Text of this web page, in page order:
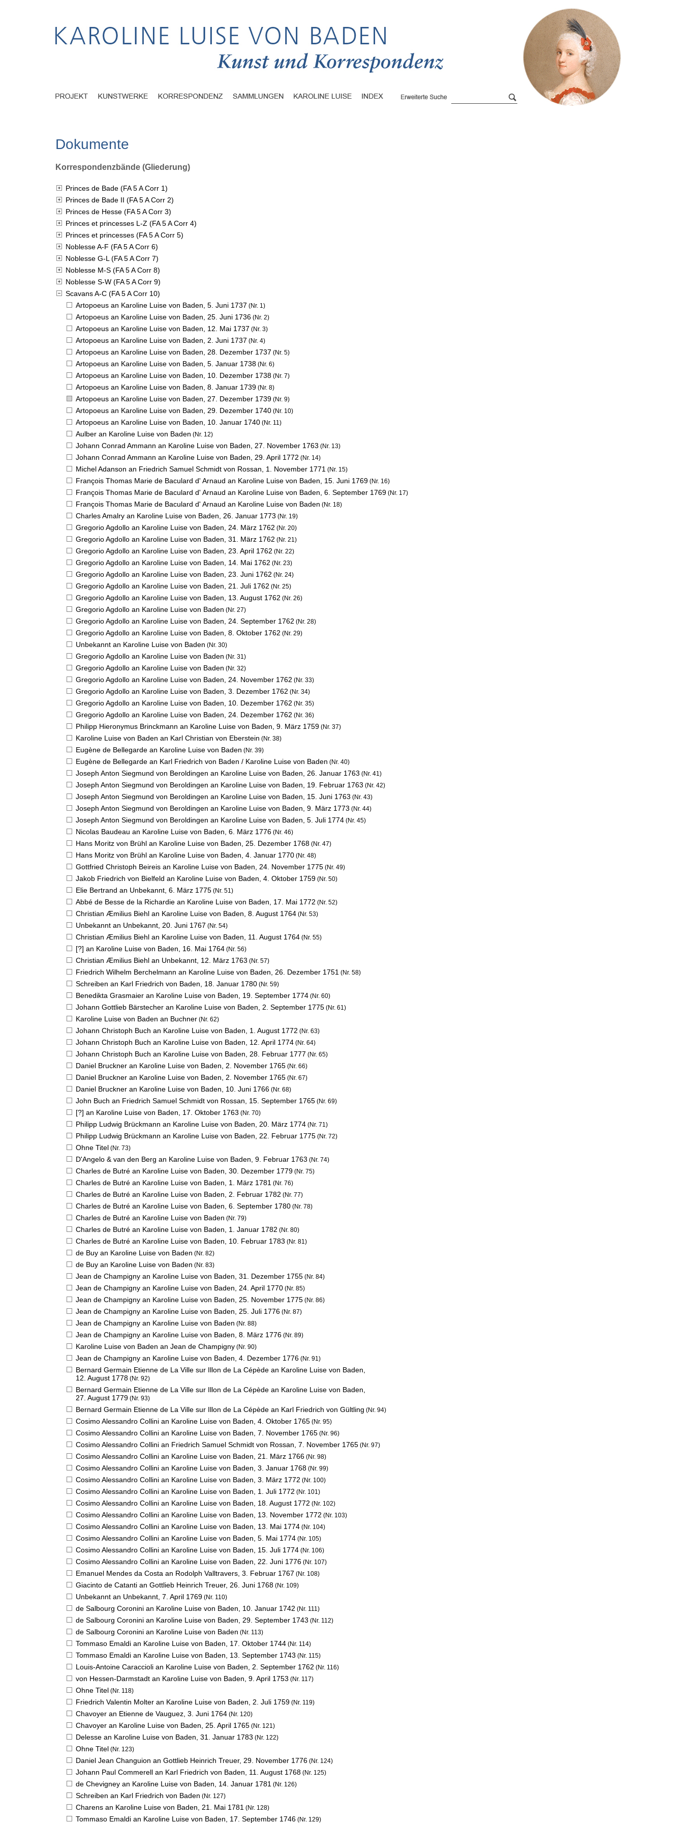
Dokumente
Korrespondenzbände (Gliederung)
Princes de Bade (FA 5 A Corr 1)
Princes de Bade II (FA 5 A Corr 2)
Princes de Hesse (FA 5 A Corr 3)
Princes et princesses L-Z (FA 5 A Corr 4)
Princes et princesses (FA 5 A Corr 5)
Noblesse A-F (FA 5 A Corr 6)
Noblesse G-L (FA 5 A Corr 7)
Noblesse M-S (FA 5 A Corr 8)
Noblesse S-W (FA 5 A Corr 9)
Scavans A-C (FA 5 A Corr 10)
Artopoeus an Karoline Luise von Baden, 5. Juni 1737 (Nr. 1)
Artopoeus an Karoline Luise von Baden, 25. Juni 1736 (Nr. 2)
Artopoeus an Karoline Luise von Baden, 12. Mai 1737 (Nr. 3)
Artopoeus an Karoline Luise von Baden, 2. Juni 1737 (Nr. 4)
Artopoeus an Karoline Luise von Baden, 28. Dezember 1737 (Nr. 5)
Artopoeus an Karoline Luise von Baden, 5. Januar 1738 (Nr. 6)
Artopoeus an Karoline Luise von Baden, 10. Dezember 1738 (Nr. 7)
Artopoeus an Karoline Luise von Baden, 8. Januar 1739 (Nr. 8)
Artopoeus an Karoline Luise von Baden, 27. Dezember 1739 (Nr. 9)
Artopoeus an Karoline Luise von Baden, 29. Dezember 1740 (Nr. 10)
Artopoeus an Karoline Luise von Baden, 10. Januar 1740 (Nr. 11)
Aulber an Karoline Luise von Baden (Nr. 12)
Johann Conrad Ammann an Karoline Luise von Baden, 27. November 1763 (Nr. 13)
Johann Conrad Ammann an Karoline Luise von Baden, 29. April 1772 (Nr. 14)
Michel Adanson an Friedrich Samuel Schmidt von Rossan, 1. November 1771 (Nr. 15)
François Thomas Marie de Baculard d' Arnaud an Karoline Luise von Baden, 15. Juni 1769 (Nr. 16)
François Thomas Marie de Baculard d' Arnaud an Karoline Luise von Baden, 6. September 1769 (Nr. 17)
François Thomas Marie de Baculard d' Arnaud an Karoline Luise von Baden (Nr. 18)
Charles Amalry an Karoline Luise von Baden, 26. Januar 1773 (Nr. 19)
Gregorio Agdollo an Karoline Luise von Baden, 24. März 1762 (Nr. 20)
Gregorio Agdollo an Karoline Luise von Baden, 31. März 1762 (Nr. 21)
Gregorio Agdollo an Karoline Luise von Baden, 23. April 1762 (Nr. 22)
Gregorio Agdollo an Karoline Luise von Baden, 14. Mai 1762 (Nr. 23)
Gregorio Agdollo an Karoline Luise von Baden, 23. Juni 1762 (Nr. 24)
Gregorio Agdollo an Karoline Luise von Baden, 21. Juli 1762 (Nr. 25)
Gregorio Agdollo an Karoline Luise von Baden, 13. August 1762 (Nr. 26)
Gregorio Agdollo an Karoline Luise von Baden (Nr. 27)
Gregorio Agdollo an Karoline Luise von Baden, 24. September 1762 (Nr. 28)
Gregorio Agdollo an Karoline Luise von Baden, 8. Oktober 1762 (Nr. 29)
Unbekannt an Karoline Luise von Baden (Nr. 30)
Gregorio Agdollo an Karoline Luise von Baden (Nr. 31)
Gregorio Agdollo an Karoline Luise von Baden (Nr. 32)
Gregorio Agdollo an Karoline Luise von Baden, 24. November 1762 (Nr. 33)
Gregorio Agdollo an Karoline Luise von Baden, 3. Dezember 1762 (Nr. 34)
Gregorio Agdollo an Karoline Luise von Baden, 10. Dezember 1762 (Nr. 35)
Gregorio Agdollo an Karoline Luise von Baden, 24. Dezember 1762 (Nr. 36)
Philipp Hieronymus Brinckmann an Karoline Luise von Baden, 9. März 1759 (Nr. 37)
Karoline Luise von Baden an Karl Christian von Eberstein (Nr. 38)
Eugène de Bellegarde an Karoline Luise von Baden (Nr. 39)
Eugène de Bellegarde an Karl Friedrich von Baden / Karoline Luise von Baden (Nr. 40)
Joseph Anton Siegmund von Beroldingen an Karoline Luise von Baden, 26. Januar 1763 (Nr. 41)
Joseph Anton Siegmund von Beroldingen an Karoline Luise von Baden, 19. Februar 1763 (Nr. 42)
Joseph Anton Siegmund von Beroldingen an Karoline Luise von Baden, 15. Juni 1763 (Nr. 43)
Joseph Anton Siegmund von Beroldingen an Karoline Luise von Baden, 9. März 1773 (Nr. 44)
Joseph Anton Siegmund von Beroldingen an Karoline Luise von Baden, 5. Juli 1774 (Nr. 45)
Nicolas Baudeau an Karoline Luise von Baden, 6. März 1776 (Nr. 46)
Hans Moritz von Brühl an Karoline Luise von Baden, 25. Dezember 1768 (Nr. 47)
Hans Moritz von Brühl an Karoline Luise von Baden, 4. Januar 1770 (Nr. 48)
Gottfried Christoph Beireis an Karoline Luise von Baden, 24. November 1775 (Nr. 49)
Jakob Friedrich von Bielfeld an Karoline Luise von Baden, 4. Oktober 1759 (Nr. 50)
Elie Bertrand an Unbekannt, 6. März 1775 (Nr. 51)
Abbé de Besse de la Richardie an Karoline Luise von Baden, 17. Mai 1772 (Nr. 52)
Christian Æmilius Biehl an Karoline Luise von Baden, 8. August 1764 (Nr. 53)
Unbekannt an Unbekannt, 20. Juni 1767 (Nr. 54)
Christian Æmilius Biehl an Karoline Luise von Baden, 11. August 1764 (Nr. 55)
[?] an Karoline Luise von Baden, 16. Mai 1764 (Nr. 56)
Christian Æmilius Biehl an Unbekannt, 12. März 1763 (Nr. 57)
Friedrich Wilhelm Berchelmann an Karoline Luise von Baden, 26. Dezember 1751 (Nr. 58)
Schreiben an Karl Friedrich von Baden, 18. Januar 1780 (Nr. 59)
Benedikta Grasmaier an Karoline Luise von Baden, 19. September 1774 (Nr. 60)
Johann Gottlieb Bärstecher an Karoline Luise von Baden, 2. September 1775 (Nr. 61)
Karoline Luise von Baden an Buchner (Nr. 62)
Johann Christoph Buch an Karoline Luise von Baden, 1. August 1772 (Nr. 63)
Johann Christoph Buch an Karoline Luise von Baden, 12. April 1774 (Nr. 64)
Johann Christoph Buch an Karoline Luise von Baden, 28. Februar 1777 (Nr. 65)
Daniel Bruckner an Karoline Luise von Baden, 2. November 1765 (Nr. 66)
Daniel Bruckner an Karoline Luise von Baden, 2. November 1765 (Nr. 67)
Daniel Bruckner an Karoline Luise von Baden, 10. Juni 1766 (Nr. 68)
John Buch an Friedrich Samuel Schmidt von Rossan, 15. September 1765 (Nr. 69)
[?] an Karoline Luise von Baden, 17. Oktober 1763 (Nr. 70)
Philipp Ludwig Brückmann an Karoline Luise von Baden, 20. März 1774 (Nr. 71)
Philipp Ludwig Brückmann an Karoline Luise von Baden, 22. Februar 1775 (Nr. 72)
Ohne Titel (Nr. 73)
D'Angelo & van den Berg an Karoline Luise von Baden, 9. Februar 1763 (Nr. 74)
Charles de Butré an Karoline Luise von Baden, 30. Dezember 1779 (Nr. 75)
Charles de Butré an Karoline Luise von Baden, 1. März 1781 (Nr. 76)
Charles de Butré an Karoline Luise von Baden, 2. Februar 1782 (Nr. 77)
Charles de Butré an Karoline Luise von Baden, 6. September 1780 (Nr. 78)
Charles de Butré an Karoline Luise von Baden (Nr. 79)
Charles de Butré an Karoline Luise von Baden, 1. Januar 1782 (Nr. 80)
Charles de Butré an Karoline Luise von Baden, 10. Februar 1783 (Nr. 81)
de Buy an Karoline Luise von Baden (Nr. 82)
de Buy an Karoline Luise von Baden (Nr. 83)
Jean de Champigny an Karoline Luise von Baden, 31. Dezember 1755 (Nr. 84)
Jean de Champigny an Karoline Luise von Baden, 24. April 1770 (Nr. 85)
Jean de Champigny an Karoline Luise von Baden, 25. November 1775 (Nr. 86)
Jean de Champigny an Karoline Luise von Baden, 25. Juli 1776 (Nr. 87)
Jean de Champigny an Karoline Luise von Baden (Nr. 88)
Jean de Champigny an Karoline Luise von Baden, 8. März 1776 (Nr. 89)
Karoline Luise von Baden an Jean de Champigny (Nr. 90)
Jean de Champigny an Karoline Luise von Baden, 4. Dezember 1776 (Nr. 91)
Bernard Germain Etienne de La Ville sur Illon de La Cépède an Karoline Luise von Baden,
12. August 1778 (Nr. 92)
Bernard Germain Etienne de La Ville sur Illon de La Cépède an Karoline Luise von Baden,
27. August 1779 (Nr. 93)
Bernard Germain Etienne de La Ville sur Illon de La Cépède an Karl Friedrich von Gültling (Nr. 94)
Cosimo Alessandro Collini an Karoline Luise von Baden, 4. Oktober 1765 (Nr. 95)
Cosimo Alessandro Collini an Karoline Luise von Baden, 7. November 1765 (Nr. 96)
Cosimo Alessandro Collini an Friedrich Samuel Schmidt von Rossan, 7. November 1765 (Nr. 97)
Cosimo Alessandro Collini an Karoline Luise von Baden, 21. März 1766 (Nr. 98)
Cosimo Alessandro Collini an Karoline Luise von Baden, 3. Januar 1768 (Nr. 99)
Cosimo Alessandro Collini an Karoline Luise von Baden, 3. März 1772 (Nr. 100)
Cosimo Alessandro Collini an Karoline Luise von Baden, 1. Juli 1772 (Nr. 101)
Cosimo Alessandro Collini an Karoline Luise von Baden, 18. August 1772 (Nr. 102)
Cosimo Alessandro Collini an Karoline Luise von Baden, 13. November 1772 (Nr. 103)
Cosimo Alessandro Collini an Karoline Luise von Baden, 13. Mai 1774 (Nr. 104)
Cosimo Alessandro Collini an Karoline Luise von Baden, 5. Mai 1774 (Nr. 105)
Cosimo Alessandro Collini an Karoline Luise von Baden, 15. Juli 1774 (Nr. 106)
Cosimo Alessandro Collini an Karoline Luise von Baden, 22. Juni 1776 (Nr. 107)
Emanuel Mendes da Costa an Rodolph Valltravers, 3. Februar 1767 (Nr. 108)
Giacinto de Catanti an Gottlieb Heinrich Treuer, 26. Juni 1768 (Nr. 109)
Unbekannt an Unbekannt, 7. April 1769 (Nr. 110)
de Salbourg Coronini an Karoline Luise von Baden, 10. Januar 1742 (Nr. 111)
de Salbourg Coronini an Karoline Luise von Baden, 29. September 1743 (Nr. 112)
de Salbourg Coronini an Karoline Luise von Baden (Nr. 113)
Tommaso Emaldi an Karoline Luise von Baden, 17. Oktober 1744 (Nr. 114)
Tommaso Emaldi an Karoline Luise von Baden, 13. September 1743 (Nr. 115)
Louis-Antoine Caraccioli an Karoline Luise von Baden, 2. September 1762 (Nr. 116)
von Hessen-Darmstadt an Karoline Luise von Baden, 9. April 1753 (Nr. 117)
Ohne Titel (Nr. 118)
Friedrich Valentin Molter an Karoline Luise von Baden, 2. Juli 1759 (Nr. 119)
Chavoyer an Etienne de Vauguez, 3. Juni 1764 (Nr. 120)
Chavoyer an Karoline Luise von Baden, 25. April 1765 (Nr. 121)
Delesse an Karoline Luise von Baden, 31. Januar 1783 (Nr. 122)
Ohne Titel (Nr. 123)
Daniel Jean Changuion an Gottlieb Heinrich Treuer, 29. November 1776 (Nr. 124)
Johann Paul Commerell an Karl Friedrich von Baden, 11. August 1768 (Nr. 125)
de Chevigney an Karoline Luise von Baden, 14. Januar 1781 (Nr. 126)
Schreiben an Karl Friedrich von Baden (Nr. 127)
Charens an Karoline Luise von Baden, 21. Mai 1781 (Nr. 128)
Tommaso Emaldi an Karoline Luise von Baden, 17. September 1746 (Nr. 129)